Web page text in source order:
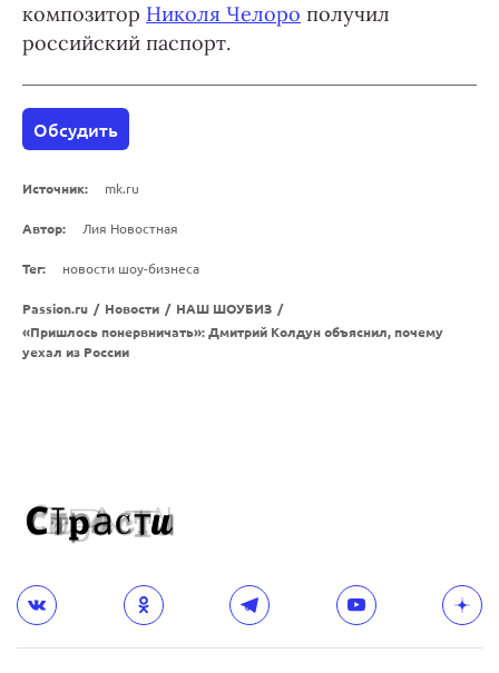
композитор Николя Челоро получил
российский паспорт.
Обсудить
Источник: mk.ru
Автор: Лия Новостная
Тег: новости шоу-бизнеса
Passion.ru / Новости / НАШ ШОУБИЗ /
«Пришлось понервничать»: Дмитрий Колдун объяснил, почему
уехал из России